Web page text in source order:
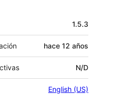
1.5.3
hace 12 años
N/D
English (US)